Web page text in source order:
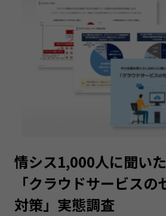
情シス1,000人に聞いた
「クラウドサービスの
対策」実態調査